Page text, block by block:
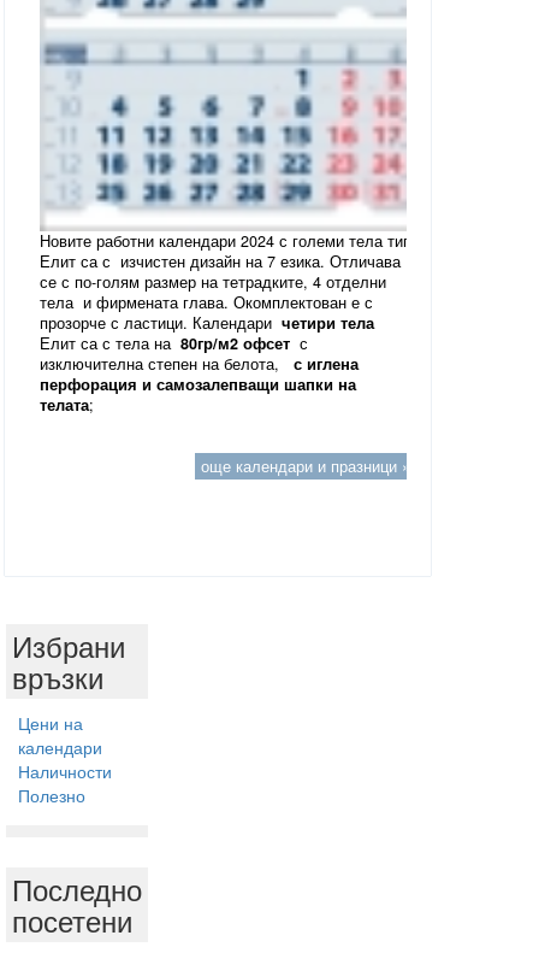
Новите работни календари 2024 с големи тела тип
Елит са с изчистен дизайн на 7 езика. Отличава
се с по-голям размер на тетрадките, 4 отделни
тела и фирмената глава. Окомплектован е с
прозорче с ластици. Календаричетири тела
Елит са с тела на80гр/м2 офсет с
изключителна степен на белота,с иглена
перфорация и самозалепващи шапки на
телата;
още календари и празници »
Избрани
връзки
Цени на
календари
Наличности
Полезно
Последно
посетени